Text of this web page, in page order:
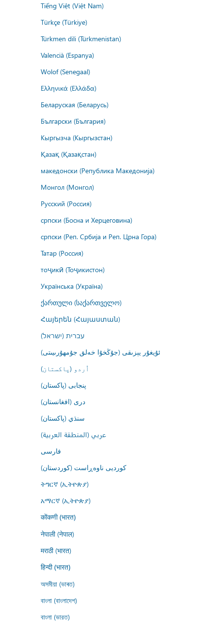
Tiếng Việt (Việt Nam)
Türkçe (Türkiye)
Türkmen dili (Türkmenistan)
Valencià (Espanya)
Wolof (Senegaal)
Ελληνικά (Ελλάδα)
Беларуская (Беларусь)
Български (България)
Кыргызча (Кыргызстан)
Қазақ (Қазақстан)
македонски (Република Македонија)
Монгол (Монгол)
Русский (Россия)
српски (Босна и Херцеговина)
српски (Реп. Србија и Реп. Црна Гора)
Татар (Россия)
тоҷикӣ (Тоҷикистон)
Українська (Україна)
ქართული (საქართველო)
Հայերեն (Հայաստան)
עברית (ישראל)
ئۇيغۇر يېزىقى (جۇڭخۇا خەلق جۇمھۇرىيىتى)
اُردو (پاکستان)
پنجابی (پاکستان)
درى (افغانستان)
سنڌي (پاکستان)
عربي (المنطقة العربية)
فارسى
کوردیی ناوەڕاست (کوردستان)
ትግርኛ (ኢትዮጵያ)
አማርኛ (ኢትዮጵያ)
कोंकणी (भारत)
नेपाली (नेपाल)
मराठी (भारत)
हिन्दी (भारत)
অসমীয়া (ভাৰত)
বাংলা (বাংলাদেশ)
বাংলা (ভারত)